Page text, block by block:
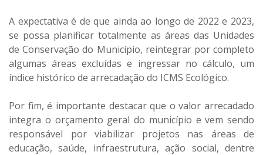
A expectativa é de que ainda ao longo de 2022 e 2023,
se possa planificar totalmente as áreas das Unidades
de Conservação do Município, reintegrar por completo
algumas áreas excluídas e ingressar no cálculo, um
índice histórico de arrecadação do ICMS Ecológico.
Por fim, é importante destacar que o valor arrecadado
integra o orçamento geral do município e vem sendo
responsável por viabilizar projetos nas áreas de
educação, saúde, infraestrutura, ação social, dentre